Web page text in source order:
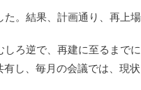
。結果、計画通り、再上場
ろ逆で、再建に至るまで
し、毎月の会議では、現